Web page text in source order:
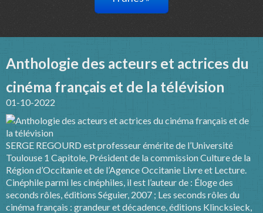
Anthologie des acteurs et actrices du
cinéma français et de la télévision
01-10-2022
SERGE REGOURD est professeur émérite de l’Université
Toulouse 1 Capitole, Président de la commission Culture de la
Région d’Occitanie et de l’Agence Occitanie Livre et Lecture.
Cinéphile parmi les cinéphiles, il est l’auteur de : Éloge des
seconds rôles, éditions Séguier, 2007 ; Les seconds rôles du
cinéma français : grandeur et décadence, éditions Klincksieck,